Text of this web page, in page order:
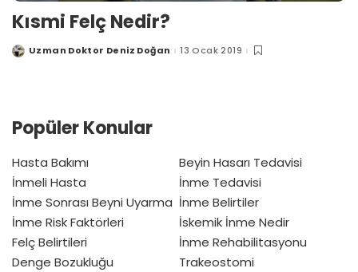
Kısmi Felç Nedir?
PostedUzman Doktor Deniz Doğan 13 Ocak 2019
Popüler Konular
Hasta Bakımı
İnmeli Hasta
İnme Sonrası Beyni Uyarma
İnme Risk Faktörleri
Felç Belirtileri
Denge Bozukluğu
Beyin Hasarı Tedavisi
İnme Tedavisi
İnme Belirtiler
İskemik İnme Nedir
İnme Rehabilitasyonu
Trakeostomi